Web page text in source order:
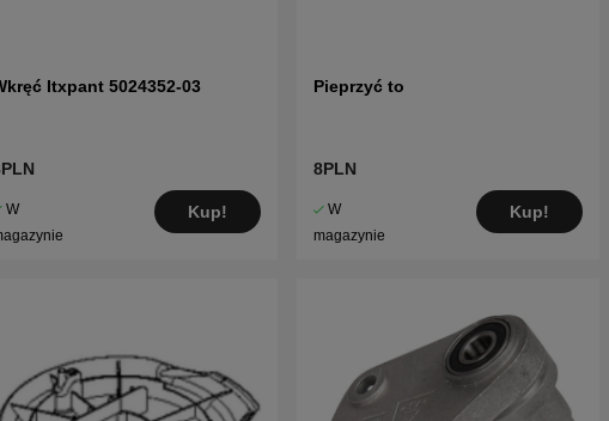
Itxpant 5024352-03
W
Kup!
Pieprzyć to
8PLN
W
magazynie
Kup!